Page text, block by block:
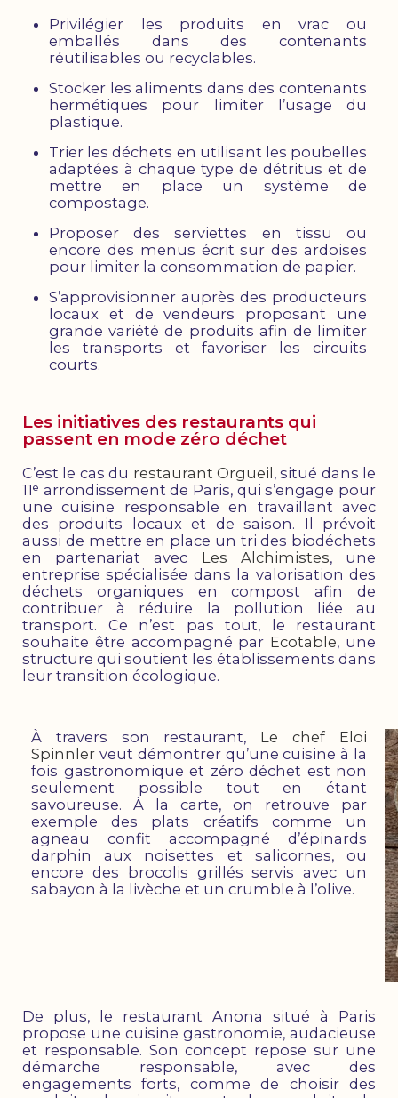
Privilégier les produits en vrac ou
emballés dans des contenants
réutilisables ou recyclables.
Stocker les aliments dans des contenants
hermétiques pour limiter l’usage du
plastique.
Trier les déchets en utilisant les poubelles
adaptées à chaque type de détritus et de
mettre en place un système de
compostage.
Proposer des serviettes en tissu ou
encore des menus écrit sur des ardoises
pour limiter la consommation de papier.
S’approvisionner auprès des producteurs
locaux et de vendeurs proposant une
grande variété de produits afin de limiter
les transports et favoriser les circuits
courts.
Les initiatives des restaurants qui
passent en mode zéro déchet
C’est le cas du restaurant Orgueil , situé dans le
11ᵉ arrondissement de Paris, qui s’engage pour
une cuisine responsable en travaillant avec
des produits locaux et de saison. Il prévoit
aussi de mettre en place un tri des biodéchets
en partenariat avec Les Alchimistes, une
entreprise spécialisée dans la valorisation des
déchets organiques en compost afin de
contribuer à réduire la pollution liée au
transport. Ce n’est pas tout, le restaurant
souhaite être accompagné par Ecotable, une
structure qui soutient les établissements dans
leur transition écologique.
À travers son restaurant, Le chef Eloi
Spinnler veut démontrer qu’une cuisine à la
fois gastronomique et zéro déchet est non
seulement possible tout en étant
savoureuse. À la carte, on retrouve par
exemple des plats créatifs comme un
agneau confit accompagné d’épinards
darphin aux noisettes et salicornes, ou
encore des brocolis grillés servis avec un
sabayon à la livèche et un crumble à l’olive.
De plus, le restaurant Anona situé à Paris
propose une cuisine gastronomie, audacieuse
et responsable. Son concept repose sur une
démarche responsable, avec des
engagements forts, comme de choisir des